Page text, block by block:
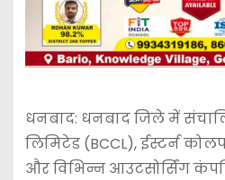
धनबाद: धनबाद जिले में
लिमिटेड (BCCL), ईस्टर्न
और विभिन्न आउटसोर्सिंग